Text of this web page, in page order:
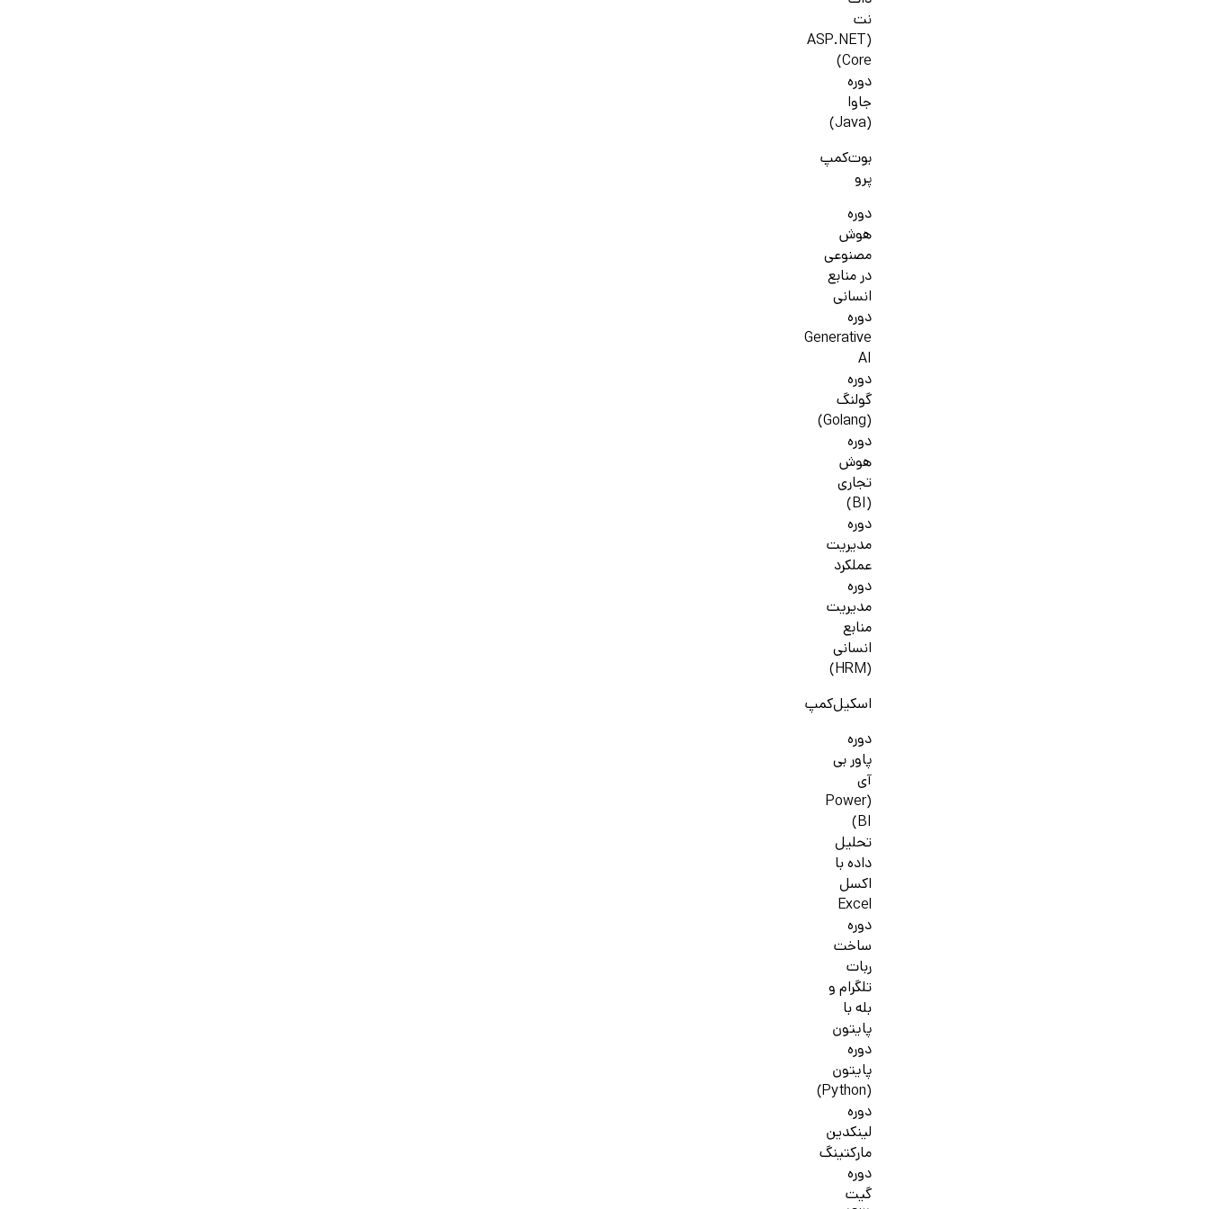
نت
(ASP.NET
Core)
دوره
جاوا
(Java)
بوت‌کمپ
پرو
دوره
هوش
مصنوعی
در منابع
انسانی
دوره
Generative
AI
دوره
گولنگ
(Golang)
دوره
هوش
تجاری
(BI)
دوره
مدیریت
عملکرد
دوره
مدیریت
منابع
انسانی
(HRM)
اسکیل‌کمپ
دوره
پاور بی
آی
(Power
BI)
تحلیل
داده با
اکسل
Excel
دوره
ساخت
ربات
تلگرام و
بله با
پایتون
دوره
پایتون
(Python)
دوره
لینکدین
مارکتینگ
دوره
گیت